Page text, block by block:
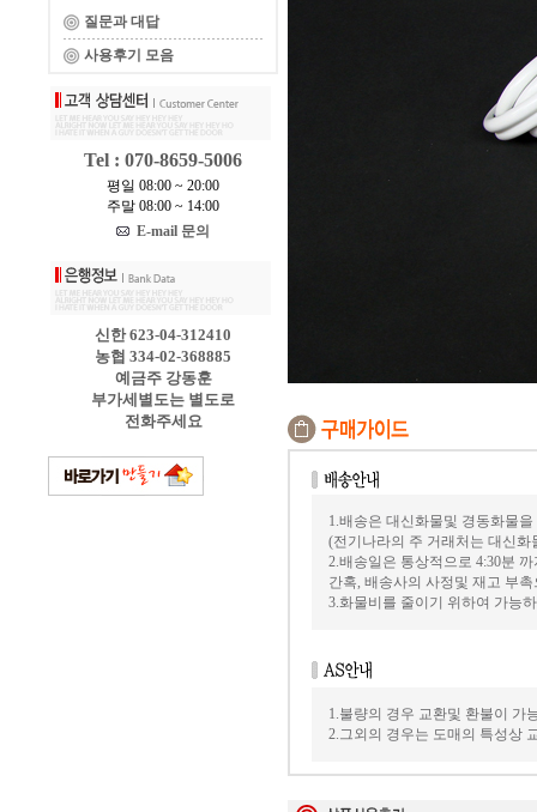
질문과 대답
사용후기 모음
Tel : 070-8659-5006
평일 08:00 ~ 20:00
주말 08:00 ~ 14:00
E-mail 문의
신한 623-04-312410
농협 334-02-368885
예금주 강동훈
부가세별도는 별도로
전화주세요
1.배송은 대신화물및 경동화물
(전기나라의 주 거래처는 대신화
2.배송일은 통상적으로 4:30분
간혹, 배송사의 사정및 재고 부
3.화물비를 줄이기 위하여 가능
1.불량의 경우 교환및 환불이 가
2.그외의 경우는 도매의 특성상